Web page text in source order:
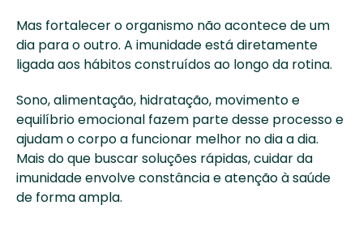
Mas fortalecer o organismo não acontece de um
dia para o outro. A imunidade está diretamente
ligada aos hábitos construídos ao longo da rotina.
Sono, alimentação, hidratação, movimento e
equilíbrio emocional fazem parte desse processo e
ajudam o corpo a funcionar melhor no dia a dia.
Mais do que buscar soluções rápidas, cuidar da
imunidade envolve constância e atenção à saúde
de forma ampla.